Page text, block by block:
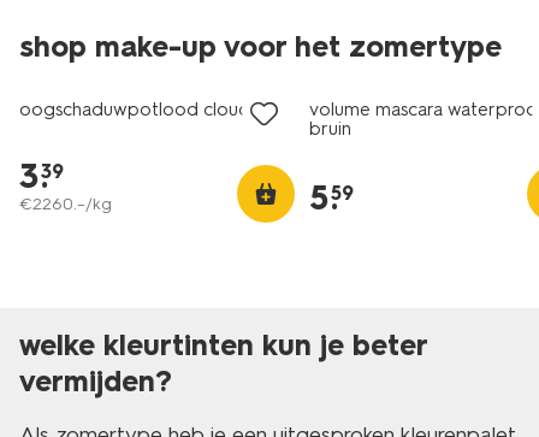
shop make-up voor het zomertype
vegan
oogschaduwpotlood cloud
3.
39
€2260.–/kg
vegan
volume mascara
bruin
5.
59
welke kleurtinten kun je beter
vermijden?